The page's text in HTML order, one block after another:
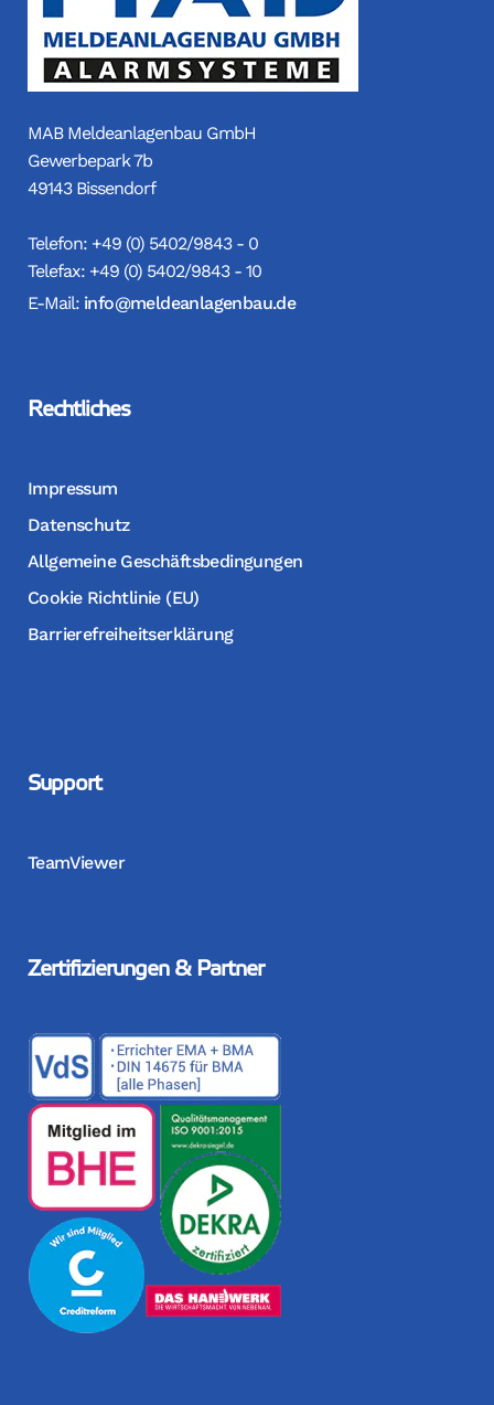
MAB Meldeanlagenbau GmbH
Gewerbepark 7b
49143 Bissendorf
Telefon: +49 (0) 5402/9843 - 0
Telefax: +49 (0) 5402/9843 - 10
E-Mail: info@meldeanlagenbau.de
Rechtliches
Impressum
Datenschutz
Allgemeine Geschäftsbedingungen
Cookie Richtlinie (EU)
Barrierefreiheitserklärung
Support
TeamViewer
Zertifizierungen & Partner